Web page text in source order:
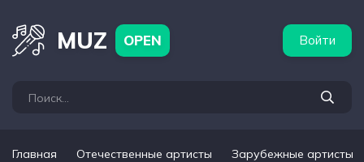
MUZ OPEN Войти
Главная Отечественные артисты Зарубежные артисты
артисты Популярные подборки